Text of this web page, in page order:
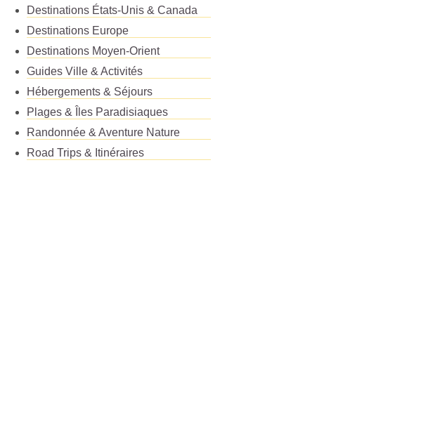
Destinations États-Unis & Canada
Destinations Europe
Destinations Moyen-Orient
Guides Ville & Activités
Hébergements & Séjours
Plages & Îles Paradisiaques
Randonnée & Aventure Nature
Road Trips & Itinéraires